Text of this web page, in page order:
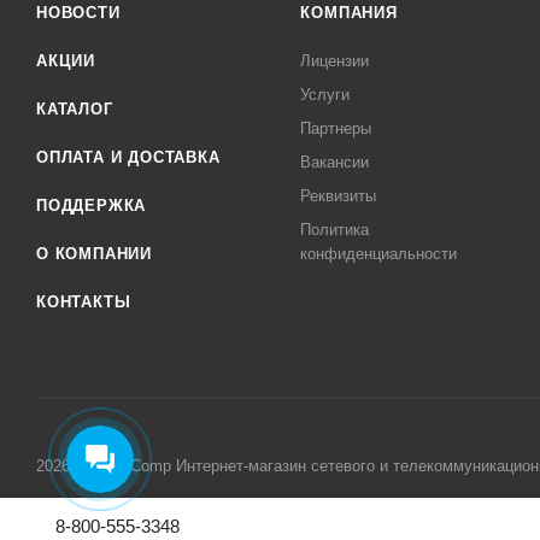
НОВОСТИ
АКЦИИ
КАТАЛОГ
ОПЛАТА И ДОСТАВКА
ПОДДЕРЖКА
О КОМПАНИИ
КОНТАКТЫ
КОМПАНИЯ
Лицензии
Услуги
Партнеры
Вакансии
Реквизиты
Политика
конфиденциальности
2026 © MikroComp Интернет-магазин сетевого и
8-800-555-3348